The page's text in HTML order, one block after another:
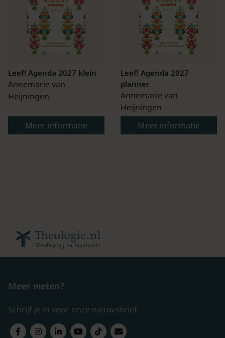
Leef! Agenda 2027 klein
Annemarie van
Heijningen
Meer informatie
Leef! Agenda 2027
planner
Annemarie van
Heijningen
Meer informatie
Meer weten?
Schrijf je in voor onze nieuwsbrief.